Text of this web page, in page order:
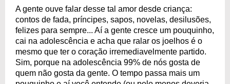
A gente ouve falar desse tal amor desde criança:
contos de fada, príncipes, sapos, novelas, desilusões,
felizes para sempre... Aí a gente cresce um pouquinho,
cai na adolescência e acha que ralar os joelhos é o
mesmo que ter o coração irremediavelmente partido.
Sim, porque na adolescência 99% de nós gosta de
quem não gosta da gente. O tempo passa mais um